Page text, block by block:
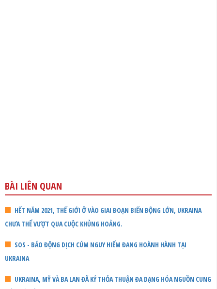
BÀI LIÊN QUAN
HẾT NĂM 2021, THẾ GIỚI Ở VÀO GIAI ĐOẠN BIẾN ĐỘNG LỚN, UKRAINA
CHƯA THỂ VƯỢT QUA CUỘC KHỦNG HOẢNG.
SOS - BÁO ĐỘNG DỊCH CÚM NGUY HIỂM ĐANG HOÀNH HÀNH TẠI
UKRAINA
UKRAINA, MỸ VÀ BA LAN ĐÃ KÝ THỎA THUẬN ĐA DẠNG HÓA NGUỒN CUNG